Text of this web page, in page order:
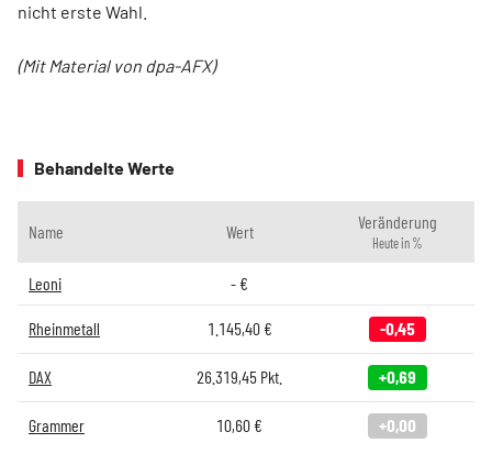
nicht erste Wahl.
(Mit Material von dpa-AFX)
Behandelte Werte
Name Wert Veränderung
Heute in %
Leoni - €
Rheinmetall 1.145,40€ -0,45
DAX 26.319,45 Pkt. +0,69
Grammer 10,60 € +0,00